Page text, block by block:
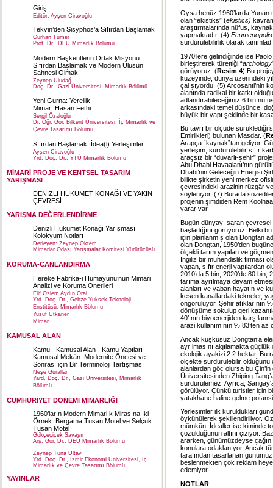
Giriş
Editör: Ayşen Ciravoğlu
Tekvin’den Sisyphos’a Sıfırdan Başlamak
Gürhan Tümer
Prof. Dr., DEÜ Mimarlık Bölümü
Modern Başkentlerin Ortak Misyonu:
Sıfırdan Başlamak ve Modern Ulusun
Sahnesi Olmak
Zeynep Uludağ
Doç. Dr., Gazi Üniversitesi, Mimarlık Bölümü
Yeni Gurna: Yerellik
Mimar: Hasan Fethi
Serpil Özaloğlu
Dr. Öğr. Gör, Bilkent Üniversitesi, İç Mimarlık ve
Çevre Tasarımı Bölümü
Sıfırdan Başlamak: İdea(l) Yerleşimler
Ayşen Ciravoğlu
Yrd. Doç. Dr., YTÜ Mimarlık Bölümü
MİMARİ PROJE VE KENTSEL TASARIM
YARIŞMASI
DENİZLİ HÜKÜMET KONAĞI VE YAKIN
ÇEVRESİ
YARIŞMA DEĞERLENDİRME
Denizli Hükümet Konağı Yarışması
Kolokyum Notları
Derleyen: Zeynep Öktem
Mimarlar Odası Yarışmalar Komitesi Yürütücüsü
KORUMA-CANLANDIRMA
Hereke Fabrika-i Hümayunu’nun Mimari
Analizi ve Koruma Önerileri
Elif Özlem Aydın Oral
Yrd. Doç. Dr., Gebze Yüksek Teknoloji
Enstitüsü, Mimarlık Bölümü
Yusuf Utkaner
Mimar
KAMUSAL ALAN
Kamu - Kamusal Alan - Kamu Yapıları -
Kamusal Mekân: Modernite Öncesi ve
Sonrası için Bir Terminoloji Tartışması
Neşe Gürallar
Yard. Doç. Dr., Gazi Üniversitesi, Mimarlık
Bölümü
CUMHURİYET DÖNEMİ MİMARLIĞI
1960’ların Modern Mimarlık Mirasına İki
Örnek: Bergama Tusan Motel ve Selçuk
Tusan Motel
Gökçeçiçek Savaşır
Arş. Gör. Dr., DEÜ Mimarlık Bölümü
Zeynep Tuna Ultav
Yrd. Doç. Dr., İzmir Ekonomi Üniversitesi, İç
Mimarlık ve Çevre Tasarımı Bölümü
YAYINLAR
Oysa henüz 1960’larda
olan “ekistiks” (ekistics)
araştırmalarında nüfus,
yapmaktadır. (4)
sürdürülebilirlik olarak
1970’lere gelindiğinde ise
birleştirerek türettiği “archology
görüyoruz. (Resim 4) Bu
kuzeyinde, dünya üzerindeki
çalışıyordu. (5) Arcosanti’nin
alanında radikal bir katkı
adlandırabileceğimiz 6 bin
arkasındaki temel düşünce,
büyük bir yapı şeklinde bir
Bu tavrı bir ölçüde sürüklediği
Emirlikleri) bulunan Masdar. (
Arapça “kaynak”tan geliyor.
yerleşim, sürdürülebilir sıfır
araçsız bir “duvarlı-şehir”
Abu Dhabi Havaalanı’nın
Dhabi’nin Geleceğin Enerjisi
bilikte şirketin yeni merkez
çevresindeki arazinin rüzgâr ve
söyleniyor. (7) Burada
projenin şimdiden Rem
yarar var.
Bugün dünyayı saran çevresel
başladığını görüyoruz. Belki
için planlanmış olan Dongtan
olan Dongtan, 1950’den
ölçekli tarım yapılan ve
İngiliz bir mühendislik firması
yapan, sıfır enerji yapılardan
2010’da 5 bin, 2020’de 80 bin,
tarıma ayrılmaya devam
alanları ve yaban hayatın ve
kesen kanallardaki tekneler,
öngörülüyor. Şehir atıklarının
dönüşüme sokulup geri
40’ının biyoenerjiden
arazi kullanımının % 83’ten az
Ancak kuşkusuz Dongtan’a
ayrılmasını algılamakta
ekolojik ayakizi 2.2 hektar. Bu
ölçekte sürdürülebilir olduğunu
alanlardan göç olursa bu
Üniversitesinden Zhiping
sürdürülemez. Ayrıca,
görülüyor. Çünkü turistler için
yatakhane haline gelme
Yerleşimler ilk kuruldukları
öykünülerek şekillendiriliyor.
mümkün. İdealler ise kiminde
çözüldüğünün altını çiziyor.
ararken, günümüzdeyse
konulara odaklanıyor. Ancak
tarafından tasarlanan
beslenmekten çok reklam
edemiyor.
NOTLAR